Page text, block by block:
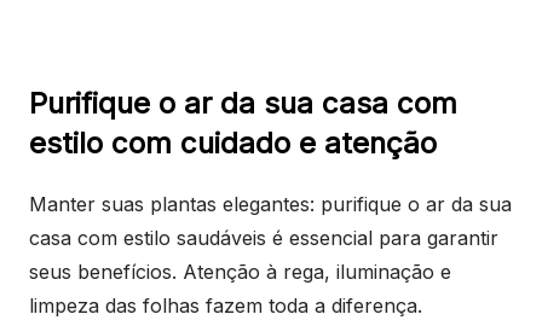
Purifique o ar da sua casa com
estilo com cuidado e atenção
Manter suas plantas elegantes: purifique o ar da sua
casa com estilo saudáveis é essencial para garantir
seus benefícios. Atenção à rega, iluminação e
limpeza das folhas fazem toda a diferença.